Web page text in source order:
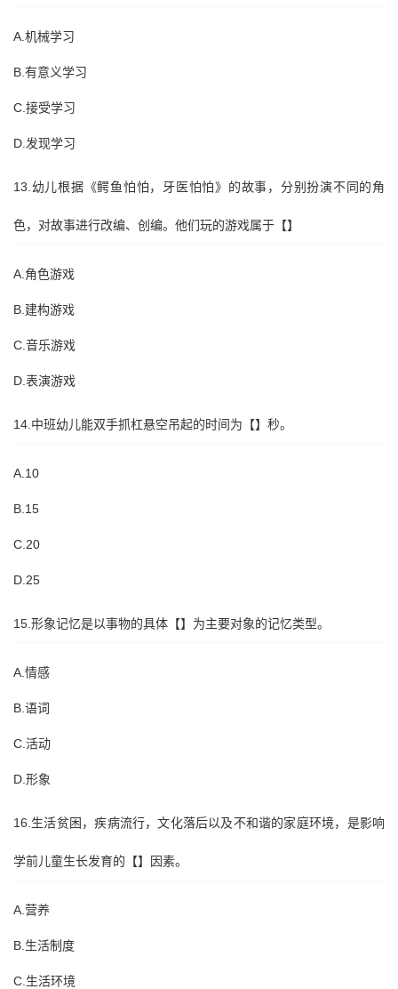
A.机械学习
B.有意义学习
C.接受学习
D.发现学习
13.幼儿根据《鳄鱼怕怕，牙医怕怕》的故事，分别扮演不同的角
色，对故事进行改编、创编。他们玩的游戏属于【】
A.角色游戏
B.建构游戏
C.音乐游戏
D.表演游戏
14.中班幼儿能双手抓杠悬空吊起的时间为【】秒。
A.10
B.15
C.20
D.25
15.形象记忆是以事物的具体【】为主要对象的记忆类型。
A.情感
B.语词
C.活动
D.形象
16.生活贫困，疾病流行，文化落后以及不和谐的家庭环境，是影响
学前儿童生长发育的【】因素。
A.营养
B.生活制度
C.生活环境